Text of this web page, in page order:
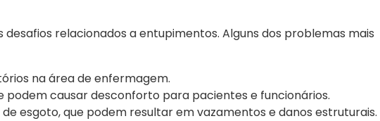
relacionados a entupimentos. Alguns dos problemas mais
na área de enfermagem.
podem causar desconforto para pacientes e funcionários.
esgoto, que podem resultar em vazamentos e danos estruturais.